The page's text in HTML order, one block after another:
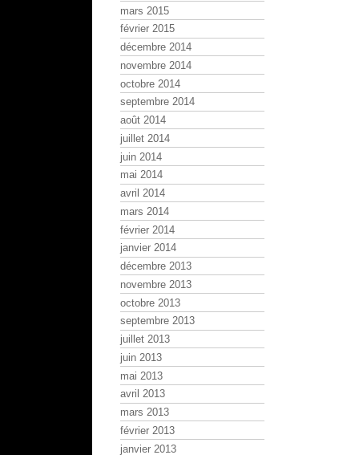
mars 2015
février 2015
décembre 2014
novembre 2014
octobre 2014
septembre 2014
août 2014
juillet 2014
juin 2014
mai 2014
avril 2014
mars 2014
février 2014
janvier 2014
décembre 2013
novembre 2013
octobre 2013
septembre 2013
juillet 2013
juin 2013
mai 2013
avril 2013
mars 2013
février 2013
janvier 2013